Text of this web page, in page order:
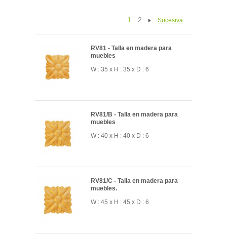
1 2 Sucesiva
RV81 - Talla en madera para
muebles
W : 35 x H : 35 x D : 6
RV81/B - Talla en madera para
muebles
W : 40 x H : 40 x D : 6
RV81/C - Talla en madera para
muebles.
W : 45 x H : 45 x D : 6